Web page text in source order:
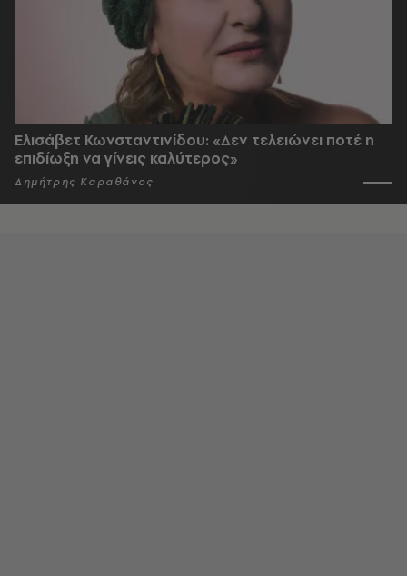
Ελισάβετ Κωνσταντινίδου: «Δεν τελειώνει ποτέ η
επιδίωξη να γίνεις καλύτερος»
Δημήτρης Καραθάνος